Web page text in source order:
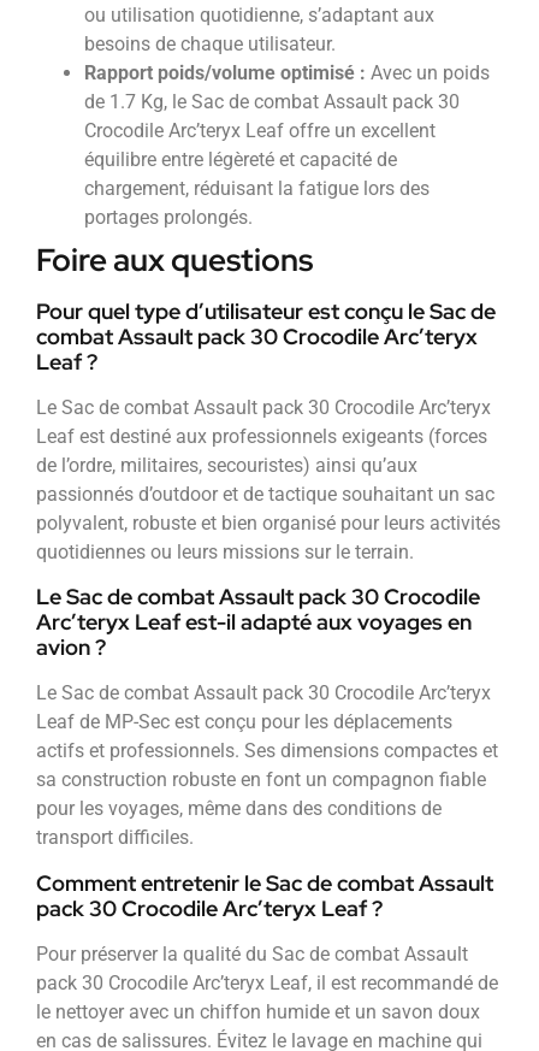
ou utilisation quotidienne, s’adaptant aux
besoins de chaque utilisateur.
Rapport poids/volume optimisé : Avec un poids
de 1.7 Kg, le Sac de combat Assault pack 30
Crocodile Arc’teryx Leaf offre un excellent
équilibre entre légèreté et capacité de
chargement, réduisant la fatigue lors des
portages prolongés.
Foire aux questions
Pour quel type d’utilisateur est conçu le Sac de
combat Assault pack 30 Crocodile Arc’teryx
Leaf ?
Le Sac de combat Assault pack 30 Crocodile Arc’teryx
Leaf est destiné aux professionnels exigeants (forces
de l’ordre, militaires, secouristes) ainsi qu’aux
passionnés d’outdoor et de tactique souhaitant un sac
polyvalent, robuste et bien organisé pour leurs activités
quotidiennes ou leurs missions sur le terrain.
Le Sac de combat Assault pack 30 Crocodile
Arc’teryx Leaf est-il adapté aux voyages en
avion ?
Le Sac de combat Assault pack 30 Crocodile Arc’teryx
Leaf de MP-Sec est conçu pour les déplacements
actifs et professionnels. Ses dimensions compactes et
sa construction robuste en font un compagnon fiable
pour les voyages, même dans des conditions de
transport difficiles.
Comment entretenir le Sac de combat Assault
pack 30 Crocodile Arc’teryx Leaf ?
Pour préserver la qualité du Sac de combat Assault
pack 30 Crocodile Arc’teryx Leaf, il est recommandé de
le nettoyer avec un chiffon humide et un savon doux
en cas de salissures. Évitez le lavage en machine qui